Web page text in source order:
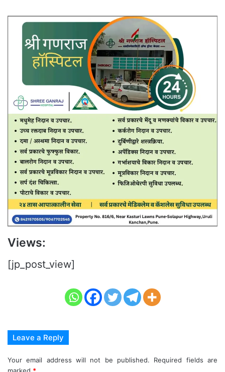
Views:
[jp_post_view]
Leave a Reply
Your email address will not be published.
Required fields are
marked *